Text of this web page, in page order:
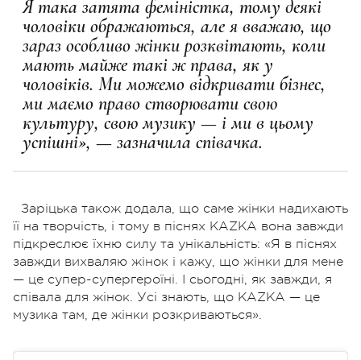
Я така затята феміністка, тому деякі
чоловіки ображаються, але я вважаю, що
зараз особливо жінки розквітають, коли
мають майже такі ж права, як у
чоловіків. Ми можемо відкривати бізнес,
ми маємо право створювати свою
культуру, свою музику — і ми в цьому
успішні», — зазначила співачка.
Заріцька також додала, що саме жінки надихають
її на творчість, і тому в піснях KAZKA вона завжди
підкреслює їхню силу та унікальність: «Я в піснях
завжди вихваляю жінок і кажу, що жінки для мене
— це супер-супергероїні. І сьогодні, як завжди, я
співала для жінок. Усі знають, що KAZKA — це
музика там, де жінки розкриваються».